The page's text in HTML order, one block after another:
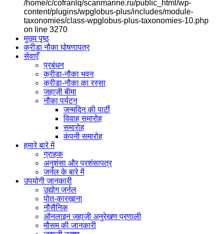
/home/c/cofranlq/scanmarine.ru/public_html/wp-
content/plugins/wpglobus-plus/includes/module-
taxonomies/class-wpglobus-plus-taxonomies-10.php
on line 3270
मुख्य पृष्ठ
क्रीडा नौका घोषणापत्र
सेवाएँ
प्रबंधन
क्रीडा-नौका भवन
क्रीडा-नौका का रस्सा
जहाज़ी बीमा
नौका पर्यटन
जन्मदिन की पार्टी
विवाह समारोह
समारोह
कंपनी समारोह
हमारे बारे में
ग्राहक
अनुशंसा और प्रशंसापत्र
जर्नल के बारे में
उपयोगी जानकारी
उद्योग जर्नल
पोत-कारख़ाना
नौसैनिक
ऑनलाइन जहाज़ी अनुरेखण प्रणाली
मौसम की जानकारी